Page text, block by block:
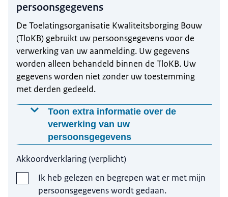
persoonsgegevens
De Toelatingsorganisatie Kwaliteitsborging Bouw
(TloKB) gebruikt uw persoonsgegevens voor de
verwerking van uw aanmelding. Uw gegevens
worden alleen behandeld binnen de TloKB. Uw
gegevens worden niet zonder uw toestemming
met derden gedeeld.
Toon extra informatie over de
verwerking van uw
persoonsgegevens
gevraagd?
De TloKB gebruikt uw persoonsgegevens - met uw
Akkoordverklaring(verplicht)
Ik heb gelezen en begrepen wat er met mijn
persoonsgegevens wordt gedaan.